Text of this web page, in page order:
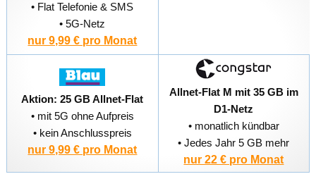
• Flat Telefonie & SMS
• 5G-Netz
nur 9,99 € pro Monat
Aktion: 25 GB Allnet-Flat
• mit 5G ohne Aufpreis
• kein Anschlusspreis
nur 9,99 € pro Monat
Allnet-Flat M mit 35 GB im
D1-Netz
• monatlich kündbar
• Jedes Jahr 5 GB mehr
nur 22 € pro Monat